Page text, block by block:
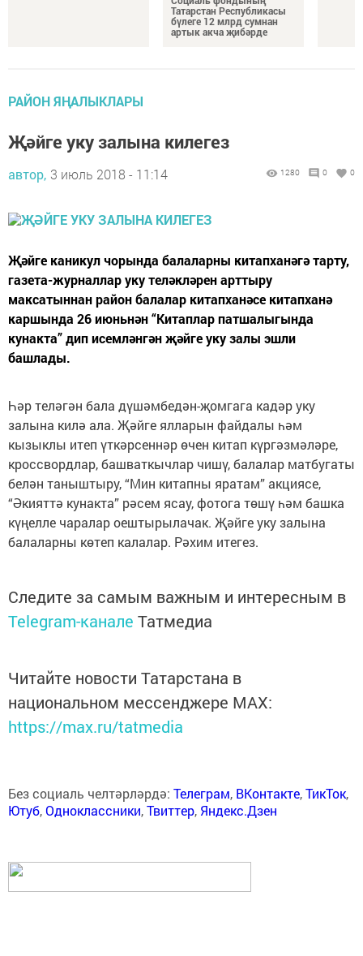
Татарстан Республикасы
бүлеге 12 млрд сумнан
артык акча җибәрде
РАЙОН ЯҢАЛЫКЛАРЫ
Җәйге уку залына килегез
автор, 3 июль 2018 - 11:14 1280 0 0
Җәйге каникул чорында балаларны китапханәгә тарту,
газета-журналлар уку теләкләрен арттыру
максатыннан район балалар китапханәсе китапханә
каршында 26 июньнән “Китаплар патшалыгында
кунакта” дип исемләнгән җәйге уку залы эшли
башлады.
Һәр теләгән бала дүшәмбедән-җомгага кадәр уку
залына килә ала. Җәйге ялларын файдалы һәм
кызыклы итеп үткәрсеннәр өчен китап күргәзмәләре,
кроссвордлар, башваткычлар чишү, балалар матбугаты
белән таныштыру, “Мин китапны яратам” акциясе,
“Әкияттә кунакта” рәсем ясау, фотога төшү һәм башка
күңелле чаралар оештырылачак. Җәйге уку залына
балаларны көтеп калалар. Рәхим итегез.
Следите за самым важным и интересным в
Telegram-канале Татмедиа
Читайте новости Татарстана в
национальном мессенджере MАХ:
https://max.ru/tatmedia
Без социаль челтәрләрдә: Телеграм, ВКонтакте,ТикТок,
Ютуб,Одноклассники,Твиттер, Яндекс.Дзен